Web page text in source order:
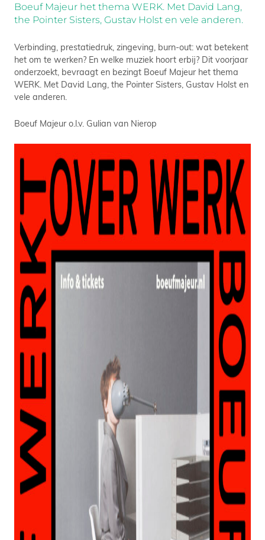
Boeuf Majeur het thema WERK. Met David Lang,
the Pointer Sisters, Gustav Holst en vele anderen.
Verbinding, prestatiedruk, zingeving, burn-out: wat betekent
het om te werken? En welke muziek hoort erbij? Dit voorjaar
onderzoekt, bevraagt en bezingt Boeuf Majeur het thema
WERK. Met David Lang, the Pointer Sisters, Gustav Holst en
vele anderen.
Boeuf Majeur o.l.v. Gulian van Nierop